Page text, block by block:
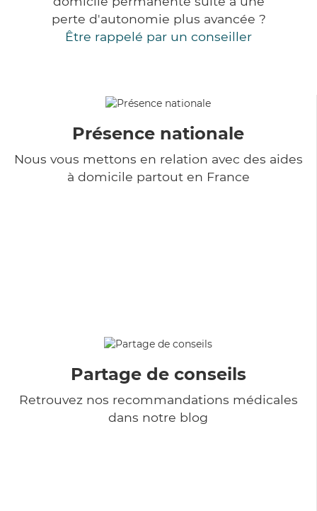
perte d'autonomie plus avancée ?
Être rappelé par un conseiller
Présence nationale
Nous vous mettons en relation avec des aides
à domicile partout en France
Partage de conseils
Retrouvez nos recommandations médicales
dans notre blog